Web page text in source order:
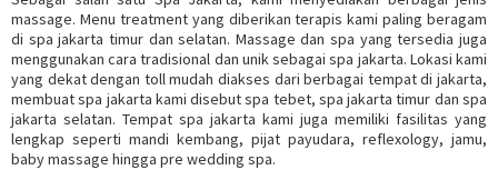
massage. Menu treatment yang diberikan terapis kami paling beragam
di spa jakarta timur dan selatan. Massage dan spa yang tersedia juga
menggunakan cara tradisional dan unik sebagai spa jakarta. Lokasi kami
yang dekat dengan toll mudah diakses dari berbagai tempat di jakarta,
membuat spa jakarta kami disebut spa tebet, spa jakarta timur dan spa
jakarta selatan. Tempat spa jakarta kami juga memiliki fasilitas yang
lengkap seperti mandi kembang, pijat payudara, reflexology, jamu,
baby massage hingga pre wedding spa.